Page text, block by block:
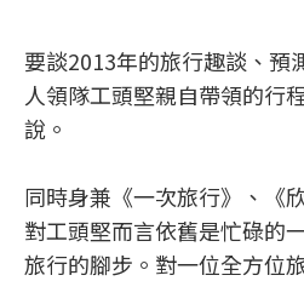
要談2013年的旅行趣談、預
人領隊工頭堅親自帶領的行
說。
同時身兼《一次旅行》、《
對工頭堅而言依舊是忙碌的
旅行的腳步。對一位全方位